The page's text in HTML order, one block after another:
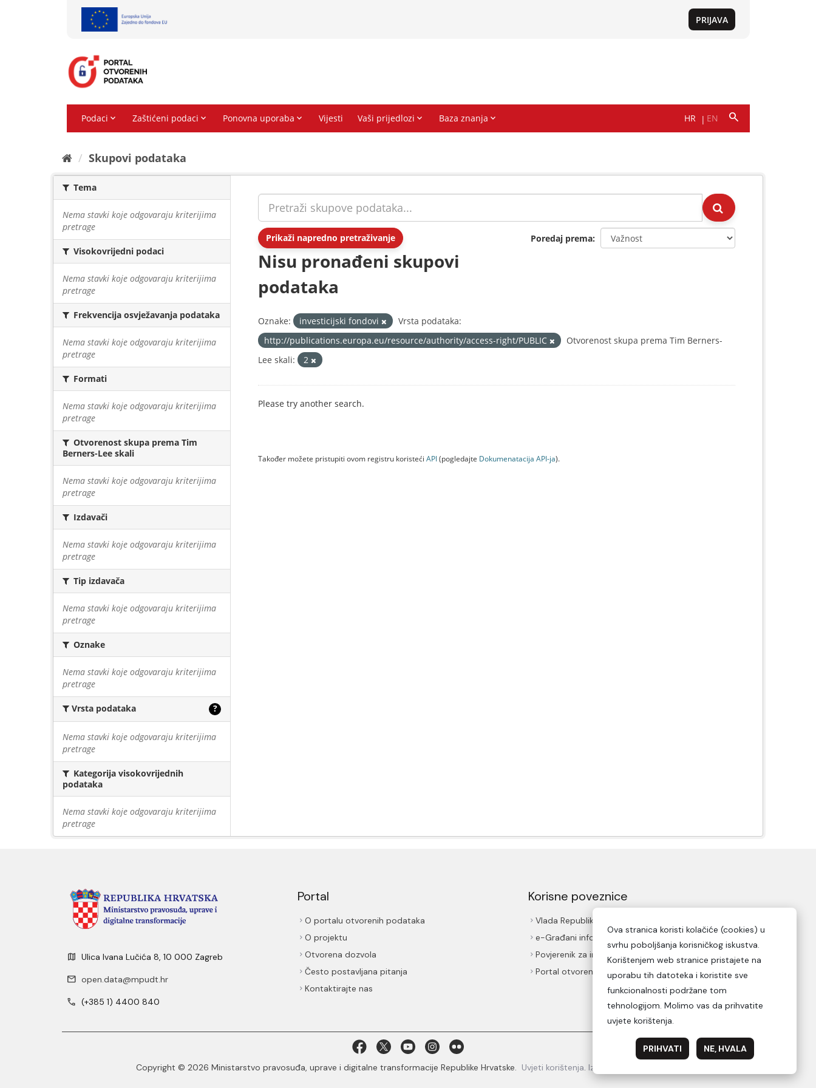
Skupovi podаtаkа
Tema
Nema stavki koje odgovaraju kriterijima
pretrage
Visokovrijedni podaci
Nema stavki koje odgovaraju kriterijima
pretrage
Frekvencija osvježavanja podataka
Nema stavki koje odgovaraju kriterijima
pretrage
Formati
Nema stavki koje odgovaraju kriterijima
pretrage
Otvorenost skupa prema Tim
Berners-Lee skali
Nema stavki koje odgovaraju kriterijima
pretrage
Izdavači
Nema stavki koje odgovaraju kriterijima
pretrage
Tip izdavača
Nema stavki koje odgovaraju kriterijima
pretrage
Oznake
Nema stavki koje odgovaraju kriterijima
pretrage
Vrsta podataka ?
Nema stavki koje odgovaraju kriterijima
pretrage
Kategorija visokovrijednih
podataka
Nema stavki koje odgovaraju kriterijima
pretrage
Prikaži napredno pretraživanje Poredaj prema
Nisu pronađeni skupovi
podataka
Oznake: investicijski fondovi
Vrsta podataka:
http://publications.europa.eu/resource/authority/access-right/PUBLIC
Otvorenost skupa prema Tim Berners-
Lee skali:
2
Please try another search.
Također možete pristupiti ovom registru koristeći API(pogledajte Dokumenаtаcijа API-jа).